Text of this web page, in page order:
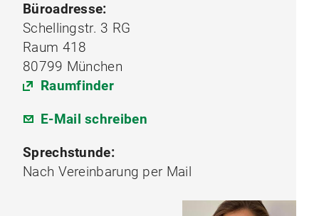
Büroadresse:
Schellingstr. 3 RG
Raum 418
80799 München
Raumfinder
E-Mail schreiben
Sprechstunde:
Nach Vereinbarung per Mail